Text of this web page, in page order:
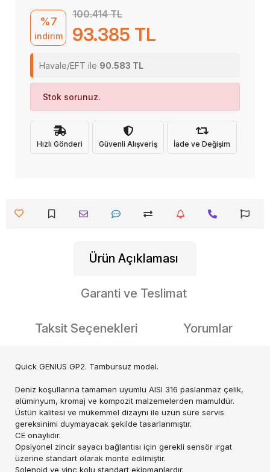
%7
indirim
100.414 TL
93.385 TL
Havale/EFT ile 90.583 TL
Stok sorunuz.
Hızlı Gönderi Güvenli Alışveriş İade ve Değişim
Ürün Açıklaması
Garanti ve Teslimat
Taksit Seçenekleri Yorumlar
Quick GENIUS GP2. Tambursuz model.
Deniz koşullarına tamamen uyumlu AISI 316 paslanmaz çelik,
alüminyum, kromaj ve kompozit malzemelerden mamuldür.
Üstün kalitesi ve mükemmel dizaynı ile uzun süre servis
gereksinimi duymayacak şekilde tasarlanmıştır.
CE onaylıdır.
Opsiyonel zincir sayacı bağlantısı için gerekli sensör ırgat
üzerine standart olarak monte edilmiştir.
Solenoid ve vinç kolu standart ekipmanlardır.